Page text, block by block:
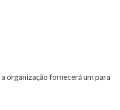
organização fornecerá um para